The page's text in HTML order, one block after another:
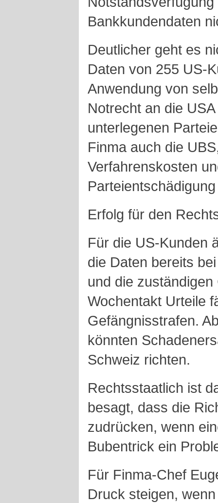
Bankkundendaten
Deutlicher geht es
Daten von 255 US-
Anwendung von
Notrecht an die
unterlegenen
Finma auch die
Verfahrenskosten
Erfolg für den
Für die US-Kunden
die Daten bereits
und die
Wochentakt Urteile
Gefängnisstrafen.
könnten
Schweiz richten.
Rechtsstaatlich ist
besagt, dass die
zudrücken, wenn
Bubentrick ein
Für Finma-Chef
Druck steigen,